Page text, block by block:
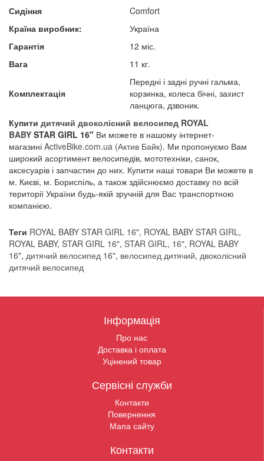
Сидіння
Comfort
Країна виробник​:
Україна
Гарантія
12 міс.
Вага
11 кг.
Комплектація
Передні і задні ручні гальма,
корзинка, колеса бічні, захист
ланцюга, дзвоник.
Купити дитячий двоколісний велосипед ROYAL
BABY STAR GIRL 16" Ви можете в нашому інтернет-
магазині ActiveBike.com.ua (Актив Байк). Ми пропонуємо Вам
широкий асортимент велосипедів, мототехніки, санок,
аксесуарів і запчастин до них. Купити наші товари Ви можете в
м. Києві, м. Бориспіль, а також здійснюємо доставку по всій
території України будь-якій зручній для Вас транспортною
компанією.
Теги ROYAL BABY STAR GIRL 16", ROYAL BABY STAR GIRL,
ROYAL BABY, STAR GIRL 16", STAR GIRL, 16", ROYAL BABY
16", дитячий велосипед 16", велосипед дитячий, двоколісний
дитячий велосипед
Інформація
Про нас
Доставка і оплата
Уцінений товар
Сервісні служби
Контакти
Повернення
Мапа сайту
Контакти